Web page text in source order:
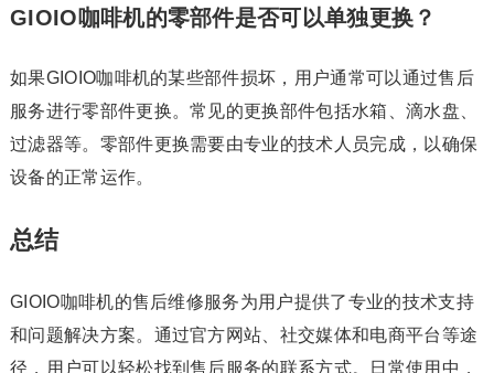
GIOIO咖啡机的零部件是否可以单独更换？
如果GIOIO咖啡机的某些部件损坏，用户通常可以通过售后
服务进行零部件更换。常见的更换部件包括水箱、滴水盘、
过滤器等。零部件更换需要由专业的技术人员完成，以确保
设备的正常运作。
总结
GIOIO咖啡机的售后维修服务为用户提供了专业的技术支持
和问题解决方案。通过官方网站、社交媒体和电商平台等途
径，用户可以轻松找到售后服务的联系方式。日常使用中，